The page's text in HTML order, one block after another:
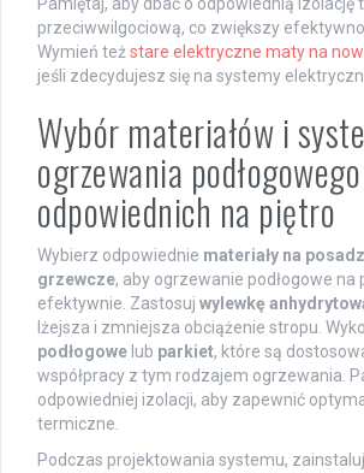
Pamiętaj, aby dbać o odpowiednią izolację
przeciwwilgociową, co zwiększy
Wymień teżstare elektryczne maty na
jeśli zdecydujesz się na systemy
Wybór materiałów i
ogrzewania podłogowego
odpowiednich na piętro
Wybierz odpowiednie materiały na
grzewcze, aby ogrzewanie podłogowe na
efektywnie. Zastosuj wylewkę
lżejsza i zmniejsza obciążenie stropu.
podłogowe lub parkiet, które są
współpracy z tym rodzajem ogrzewania.
odpowiedniej izolacji, aby zapewnić
termiczne.
Podczas projektowania systemu,